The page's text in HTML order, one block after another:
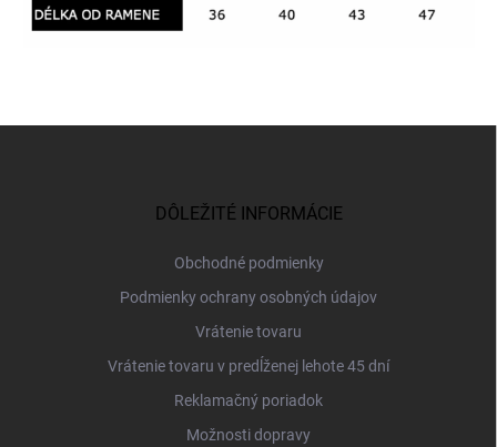
DÔLEŽITÉ INFORMÁCIE
Obchodné podmienky
Podmienky ochrany osobných údajov
Vrátenie tovaru
Vrátenie tovaru v predĺženej lehote 45 dní
Reklamačný poriadok
Možnosti dopravy